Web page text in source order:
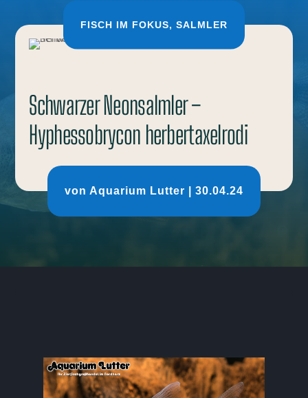
FISCH IM FOKUS, SALMLER
Schwarzer Neonsalmler –
Hyphessobrycon herbertaxelrodi
von Aquarium Lutter 30.04.24